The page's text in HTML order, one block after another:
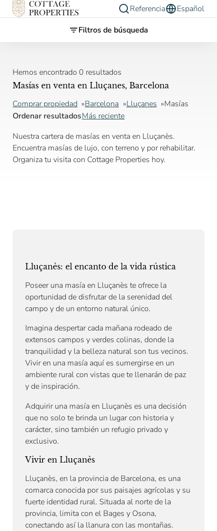
Referencia
Español
Filtros de búsqueda
Hemos encontrado 0 resultados
Masías en venta en Lluçanes, Barcelona
Comprar propiedad Barcelona Lluçanes
Masías
Ordenar resultadosMás reciente
Nuestra cartera de masías en venta en Lluçanès.
Encuentra masías de lujo, con terreno y por rehabilitar.
Organiza tu visita con Cottage Properties hoy.
Lluçanès: el encanto de la vida rústica
Poseer una masía en Lluçanès te ofrece la
oportunidad de disfrutar de la serenidad del
campo y de un entorno natural único.
Imagina despertar cada mañana rodeado de
extensos campos y verdes colinas, donde la
tranquilidad y la belleza natural son tus vecinos.
Vivir en una masía aquí es sumergirse en un
ambiente rural con vistas que te llenarán de paz
y de inspiración.
Adquirir una masía en Lluçanès es una decisión
que no solo te brinda un lugar con historia y
carácter, sino también un refugio privado y
exclusivo.
Vivir en Lluçanès
Lluçanès, en la provincia de Barcelona, es una
comarca conocida por sus paisajes agrícolas y su
fuerte identidad rural. Situada al norte de la
provincia, limita con el Bages y Osona,
conectando así la llanura con las montañas.